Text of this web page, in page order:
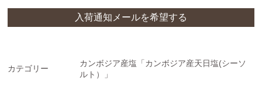
入荷通知メールを希望する
カテゴリー
カンボジア産塩「カンボジア産天日塩(シーソ
ルト）」